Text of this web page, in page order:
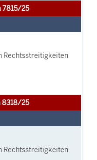
7815/25
Rechtsstreitigkeiten
8318/25
Rechtsstreitigkeiten